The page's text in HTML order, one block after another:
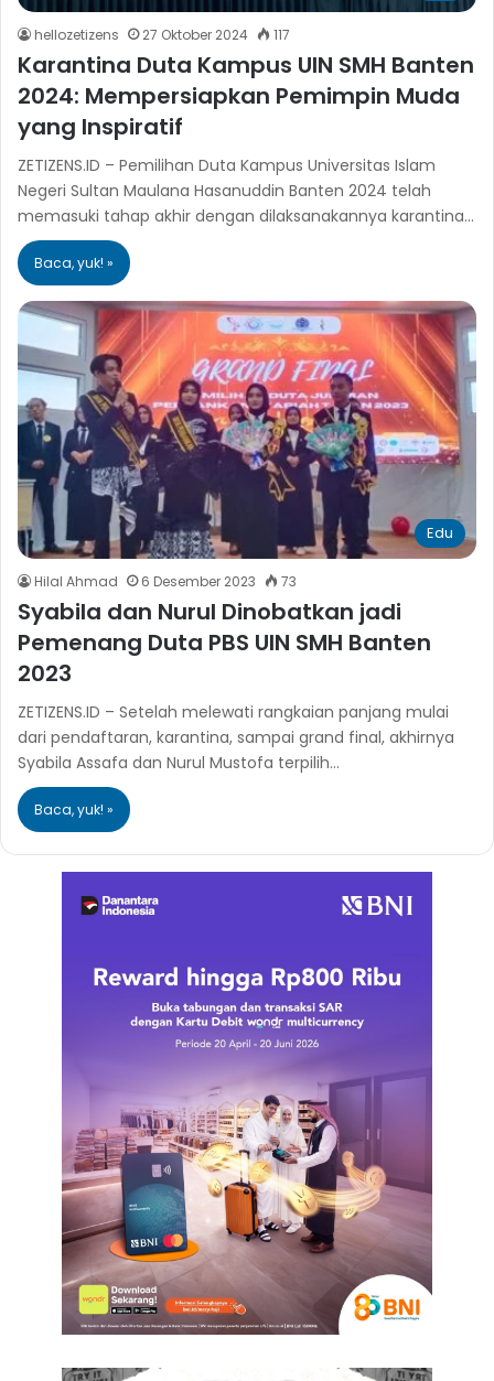
hellozetizens 27 Oktober 2024 117
Karantina Duta Kampus UIN SMH Banten
2024: Mempersiapkan Pemimpin Muda
yang Inspiratif
ZETIZENS.ID – Pemilihan Duta Kampus Universitas Islam
Negeri Sultan Maulana Hasanuddin Banten 2024 telah
memasuki tahap akhir dengan dilaksanakannya karantina…
Baca, yuk! »
Edu
Hilal Ahmad 6 Desember 2023 73
Syabila dan Nurul Dinobatkan jadi
Pemenang Duta PBS UIN SMH Banten
2023
ZETIZENS.ID – Setelah melewati rangkaian panjang mulai
dari pendaftaran, karantina, sampai grand final, akhirnya
Syabila Assafa dan Nurul Mustofa terpilih…
Baca, yuk! »